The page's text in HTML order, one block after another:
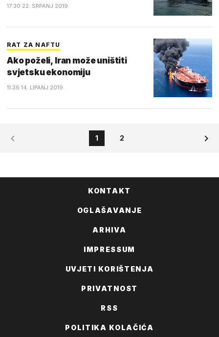
17:30 22. SRPANJ 2019.
RAT ZA NAFTU
Ako poželi, Iran može uništiti
svjetsku ekonomiju
11:36 14. LIPANJ 2019.
1 2
KONTAKT
OGLAŠAVANJE
ARHIVA
IMPRESSUM
UVJETI KORIŠTENJA
PRIVATNOST
RSS
POLITIKA KOLAČIĆA